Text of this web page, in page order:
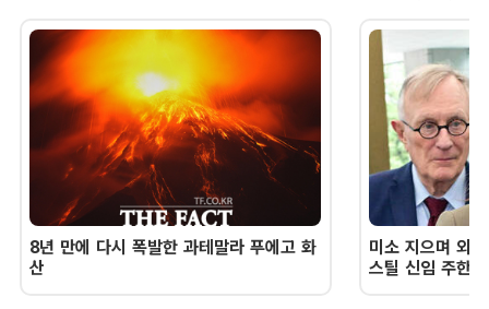
8년 만에 다시 폭발한 과테말라 푸에고 화
산
미소 지으며 외
스틸 신임 주한